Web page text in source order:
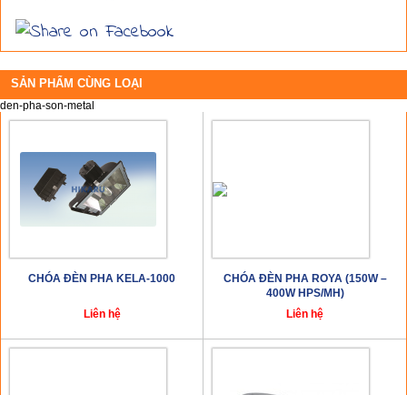
SẢN PHẨM CÙNG LOẠI
den-pha-son-metal
CHÓA ĐÈN PHA KELA-1000
Liên hệ
CHÓA ĐÈN PHA ROYA (150W –
400W HPS/MH)
Liên hệ